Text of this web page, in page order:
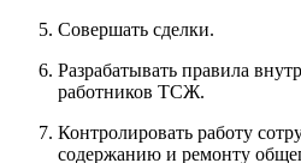
Совершать сделки.
Разрабатывать правила
работников ТСЖ.
Контролировать работу
содержанию и ремонту